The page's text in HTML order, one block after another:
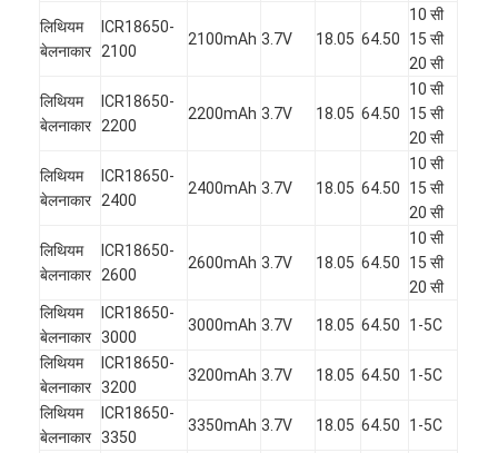
लिथियम
बेलनाकार
ICR18650-
2100
2100mAh 3.7V 18.05 64.50
10 सी
15 सी
20 सी
लिथियम
बेलनाकार
ICR18650-
2200
2200mAh 3.7V 18.05 64.50
10 सी
15 सी
20 सी
लिथियम
बेलनाकार
ICR18650-
2400
2400mAh 3.7V 18.05 64.50
10 सी
15 सी
20 सी
लिथियम
बेलनाकार
ICR18650-
2600
2600mAh 3.7V 18.05 64.50
10 सी
15 सी
20 सी
लिथियम
बेलनाकार
ICR18650-
3000
3000mAh 3.7V 18.05 64.50 1-5C
लिथियम
बेलनाकार
ICR18650-
3200
3200mAh 3.7V 18.05 64.50 1-5C
लिथियम
बेलनाकार
ICR18650-
3350
3350mAh 3.7V 18.05 64.50 1-5C